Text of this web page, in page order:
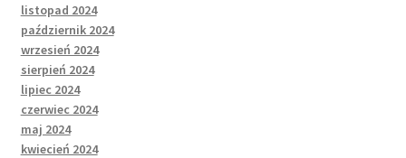
listopad 2024
październik 2024
wrzesień 2024
sierpień 2024
lipiec 2024
czerwiec 2024
maj 2024
kwiecień 2024